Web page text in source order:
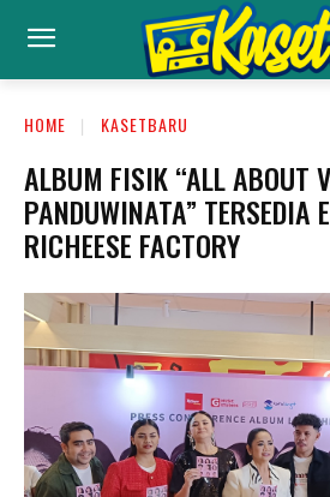
HOME KASETBARU
ALBUM FISIK “ALL ABOUT
PANDUWINATA” TERSEDIA
RICHEESE FACTORY